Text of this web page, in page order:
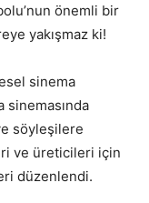
önemli bir
yakışmaz ki!
sinema
sinemasında
söyleşilere
ve üreticileri için
düzenlendi.